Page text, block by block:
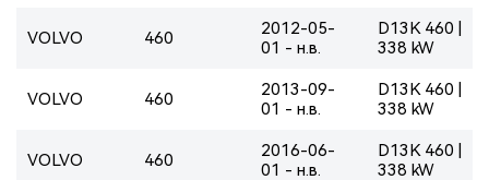
VOLVO 460
2012-05-
01 - н.в.
D13K 460 |
338 kW
VOLVO 460
2013-09-
01 - н.в.
D13K 460 |
338 kW
VOLVO 460
2016-06-
01 - н.в.
D13K 460 |
338 kW